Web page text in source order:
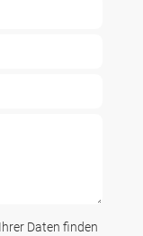
Daten finden